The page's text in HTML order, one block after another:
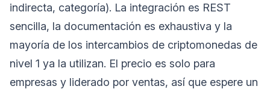
indirecta, categoría). La integración es REST
sencilla, la documentación es exhaustiva y la
mayoría de los intercambios de criptomonedas de
nivel 1 ya la utilizan. El precio es solo para
empresas y liderado por ventas, así que espere un